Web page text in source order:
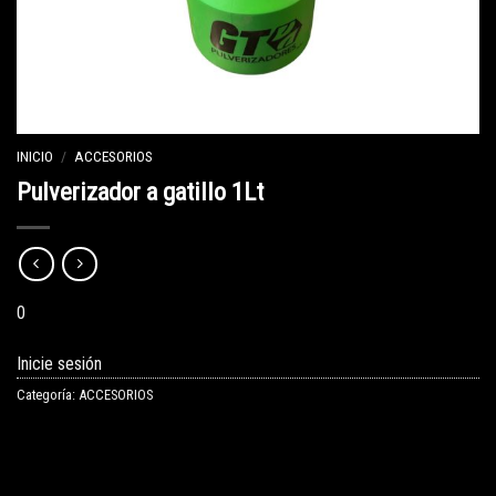
INICIO / ACCESORIOS
Pulverizador a gatillo 1Lt
0
Inicie sesión
Categoría: ACCESORIOS